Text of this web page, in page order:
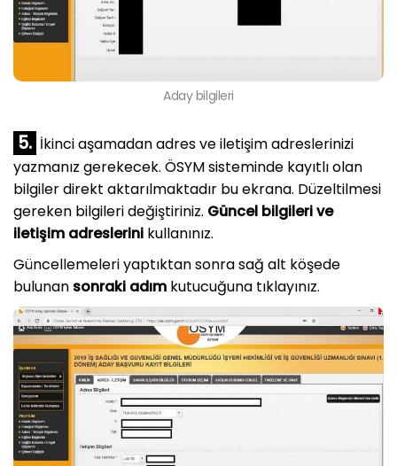
Aday bilgileri
5. İkinci aşamadan adres ve iletişim adreslerinizi
yazmanız gerekecek. ÖSYM sisteminde kayıtlı olan
bilgiler direkt aktarılmaktadır bu ekrana. Düzeltilmesi
gereken bilgileri değiştiriniz. Güncel bilgileri ve
iletişim adreslerini kullanınız.
Güncellemeleri yaptıktan sonra sağ alt köşede
bulunan sonraki adım kutucuğuna tıklayınız.